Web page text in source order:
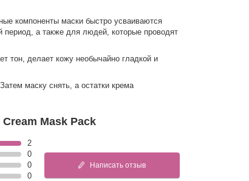
компоненты маски быстро усваиваются
период, а также для людей, которые проводят
тон, делает кожу необычайно гладкой и
маску снять, а остатки крема
Mask Pack
2
0
0
0
Написать отзыв